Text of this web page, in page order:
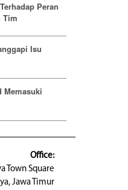
Peran
Tim
Isu
Memasuki
Office:
Town Square
Jawa Timur